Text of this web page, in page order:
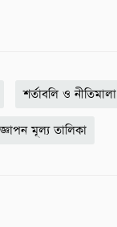
শর্তাবলি ও নীতিমালা
মূল্য তালিকা